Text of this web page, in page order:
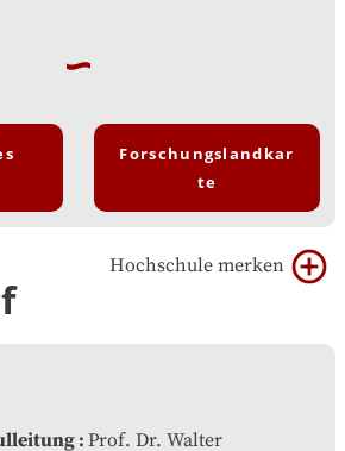
Forschungslandkar
te
Hochschule merken
Prof. Dr. Walter